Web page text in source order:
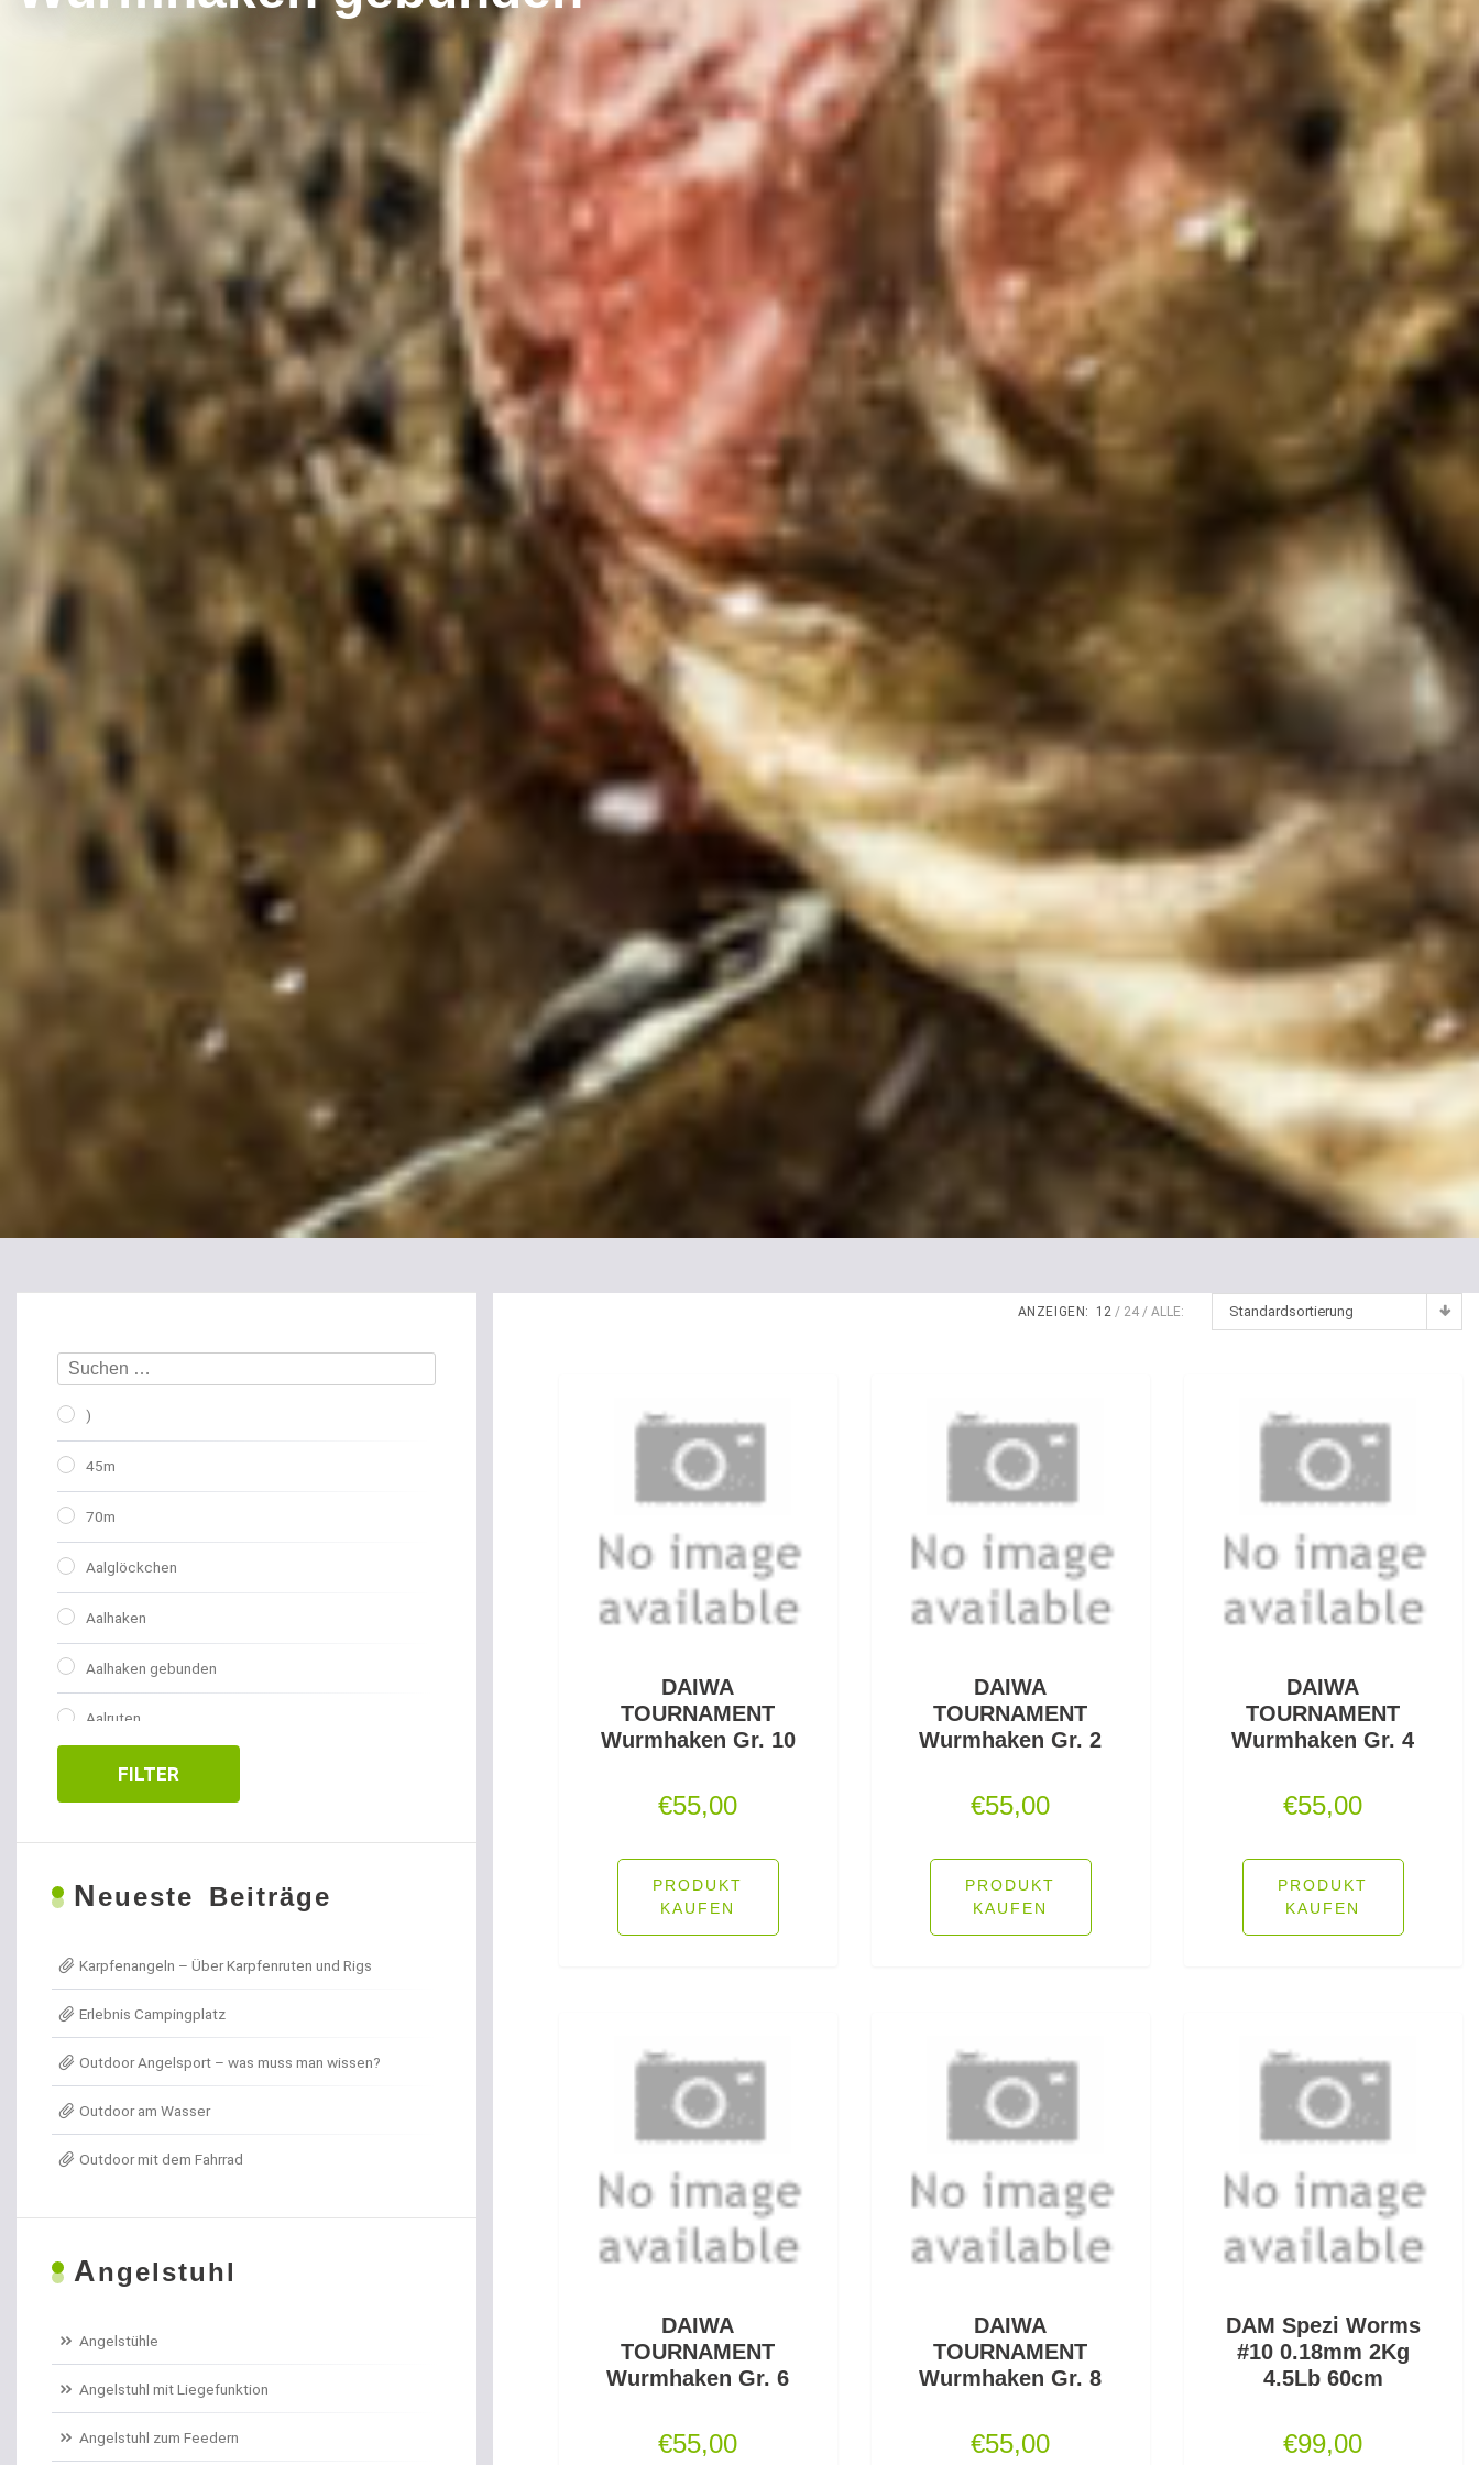
Standardsortierung
ANZEIGEN: 12 24 ALLE:
DAIWA
TOURNAMENT
Wurmhaken Gr. 10
€55,00
PRODUKT
KAUFEN
DAIWA
TOURNAMENT
Wurmhaken Gr. 2
€55,00
PRODUKT
KAUFEN
DAIWA
TOURNAMENT
Wurmhaken Gr. 4
€55,00
PRODUKT
KAUFEN
DAIWA
TOURNAMENT
Wurmhaken Gr. 6
€55,00
DAIWA
TOURNAMENT
Wurmhaken Gr. 8
€55,00
DAM Spezi Worms
#10 0.18mm 2Kg
4.5Lb 60cm
€99,00
)
45m
70m
Aalglöckchen
Aalhaken
Aalhaken gebunden
Aalruten
Abhakmatten
Angel- / Jagd- & Outdoormesser
Angelkoffer
Angelrollen für das Forellenangeln
Angelschnur Dorsch
Angelschnur Feedern
FILTER
Neueste Beiträge
Karpfenangeln – Über Karpfenruten und Rigs
Erlebnis Campingplatz
Outdoor Angelsport – was muss man wissen?
Outdoor am Wasser
Outdoor mit dem Fahrrad
Angelstuhl
Angelstühle
Angelstuhl mit Liegefunktion
Angelstuhl zum Feedern